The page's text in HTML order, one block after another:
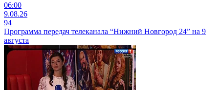
06:00
9.08.26
94
Программа передач телеканала “Нижний Новгород 24” на 9
августа